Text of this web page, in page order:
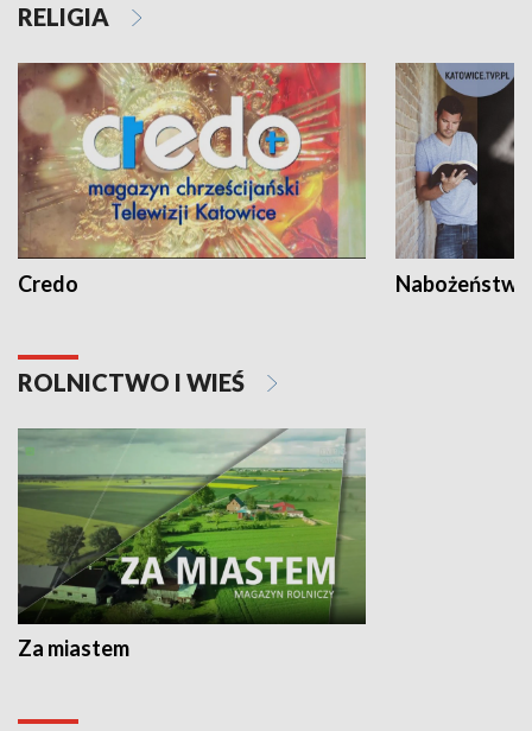
RELIGIA
Credo
ROLNICTWO I WIEŚ
Za miastem